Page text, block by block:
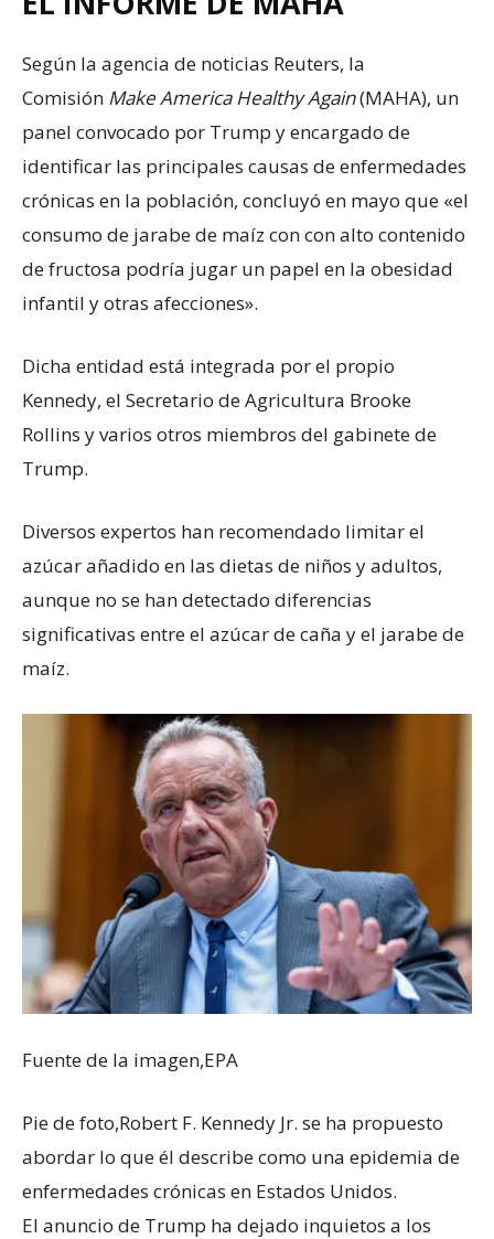
Según la agencia de noticias Reuters, la
Comisión Make America Healthy Again(MAHA), un
panel convocado por Trump y encargado de
identificar las principales causas de enfermedades
crónicas en la población, concluyó en mayo que «el
consumo de jarabe de maíz con con alto contenido
de fructosa podría jugar un papel en la obesidad
infantil y otras afecciones».
Dicha entidad está integrada por el propio
Kennedy, el Secretario de Agricultura Brooke
Rollins y varios otros miembros del gabinete de
Trump.
Diversos expertos han recomendado limitar el
azúcar añadido en las dietas de niños y adultos,
aunque no se han detectado diferencias
significativas entre el azúcar de caña y el jarabe de
maíz.
Fuente de la imagen,EPA
Pie de foto,Robert F. Kennedy Jr. se ha propuesto
abordar lo que él describe como una epidemia de
enfermedades crónicas en Estados Unidos.
El anuncio de Trump ha dejado inquietos a los